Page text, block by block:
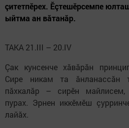
çитетпӗрех. Ӗçтешӗрсемпе
ыйтма ан вăтанăр.
ТАКА 21.III – 20.IV
Çак кунсенче хăвăрăн
Сире никам та ăнланассăн
пăхкалăр – сирӗн
пурах. Эрнен иккӗмӗш
лайăх.